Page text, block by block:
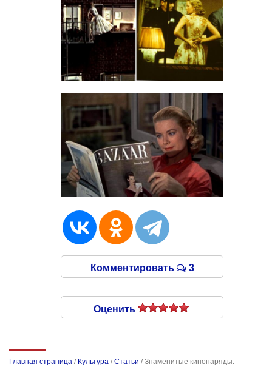
Комментировать 3
Оценить
Главная страница / Культура /Статьи /Знаменитые кинонаряды.